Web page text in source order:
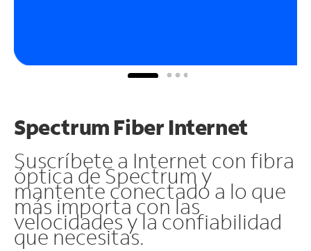
Spectrum Fiber Internet
Suscríbete a Internet con fibra
óptica de Spectrum y
mantente conectado a lo que
más importa con las
velocidades y la confiabilidad
que necesitas.